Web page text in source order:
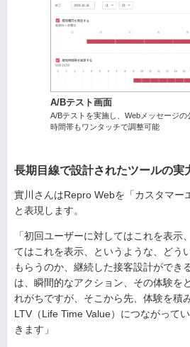
A/Bテスト画面
A/Bテストを実施し、Webメッセージ
時間帯もワンタッチで調整可能
長期目線で設計されたツールの実
實川さんはRepro Webを「カスタマー
と表現します。
「初回ユーザーに対してはこれを表示
てはこれを表示、というような、どう
もらうのか、継続した接客設計ができ
は、瞬間的なアクション、その体験を
れがちですが、そこから先、体験を積
LTV（Life Time Value）につながって
きます」